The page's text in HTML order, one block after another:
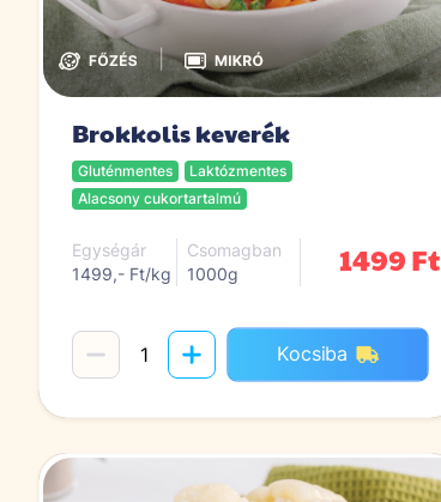
|
Brokkolis keverék
Gluténmentes
Laktózmentes
Alacsony cukortartalmú
Egységár
1499,- Ft/kg
Csomagban
1000g
1499 Ft
Kocsiba